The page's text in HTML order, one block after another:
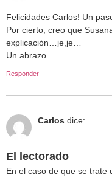
Felicidades Carlos! Un
Por cierto, creo que
explicación…je,je…
Un abrazo.
Responder
Carlos dice:
El lectorado
En el caso de que se trate